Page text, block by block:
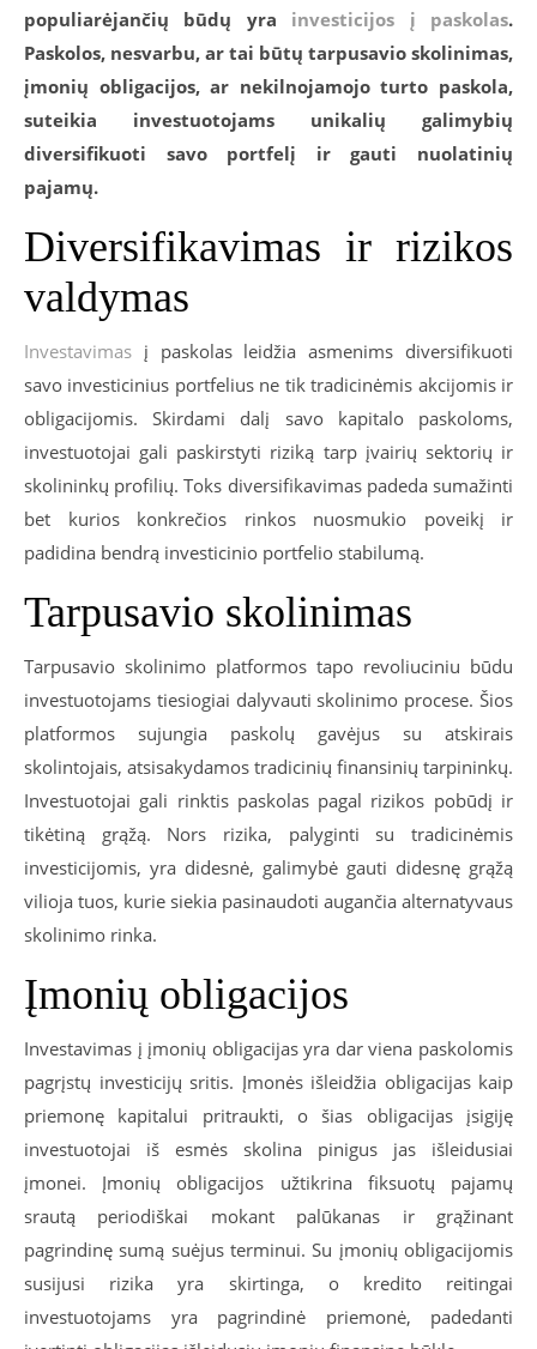
populiarėjančių būdų yra investicijos į paskolas.
Paskolos, nesvarbu, ar tai būtų tarpusavio skolinimas,
įmonių obligacijos, ar nekilnojamojo turto paskola,
suteikia investuotojams unikalių galimybių
diversifikuoti savo portfelį ir gauti nuolatinių
pajamų.
Diversifikavimas ir rizikos
valdymas
Investavimas į paskolas leidžia asmenims diversifikuoti
savo investicinius portfelius ne tik tradicinėmis akcijomis ir
obligacijomis. Skirdami dalį savo kapitalo paskoloms,
investuotojai gali paskirstyti riziką tarp įvairių sektorių ir
skolininkų profilių. Toks diversifikavimas padeda sumažinti
bet kurios konkrečios rinkos nuosmukio poveikį ir
padidina bendrą investicinio portfelio stabilumą.
Tarpusavio skolinimas
Tarpusavio skolinimo platformos tapo revoliuciniu būdu
investuotojams tiesiogiai dalyvauti skolinimo procese. Šios
platformos sujungia paskolų gavėjus su atskirais
skolintojais, atsisakydamos tradicinių finansinių tarpininkų.
Investuotojai gali rinktis paskolas pagal rizikos pobūdį ir
tikėtiną grąžą. Nors rizika, palyginti su tradicinėmis
investicijomis, yra didesnė, galimybė gauti didesnę grąžą
vilioja tuos, kurie siekia pasinaudoti augančia alternatyvaus
skolinimo rinka.
Įmonių obligacijos
Investavimas į įmonių obligacijas yra dar viena paskolomis
pagrįstų investicijų sritis. Įmonės išleidžia obligacijas kaip
priemonę kapitalui pritraukti, o šias obligacijas įsigiję
investuotojai iš esmės skolina pinigus jas išleidusiai
įmonei. Įmonių obligacijos užtikrina fiksuotų pajamų
srautą periodiškai mokant palūkanas ir grąžinant
pagrindinę sumą suėjus terminui. Su įmonių obligacijomis
susijusi rizika yra skirtinga, o kredito reitingai
investuotojams yra pagrindinė priemonė, padedanti